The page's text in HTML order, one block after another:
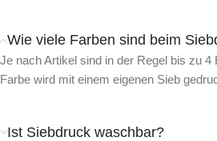
Wie viele Farben sind beim
Je nach Artikel sind in der Regel bis zu 4
Farbe wird mit einem eigenen Sieb
Ist Siebdruck waschbar?